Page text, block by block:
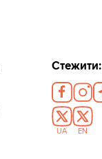
Стежити:
UA EN